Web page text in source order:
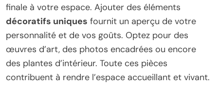
finale à votre espace. Ajouter des éléments
décoratifs uniques fournit un aperçu de votre
personnalité et de vos goûts. Optez pour des
œuvres d’art, des photos encadrées ou encore
des plantes d’intérieur. Toute ces pièces
contribuent à rendre l’espace accueillant et vivant.